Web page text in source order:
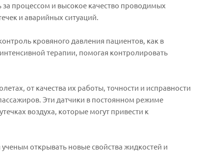
процессом и высокое качество проводимых
и аварийных ситуаций.
кровяного давления пациентов, как в
терапии, помогая контролировать
от качества их работы, точности и исправности
Эти датчики в постоянном режиме
воздуха, которые могут привести к
открывать новые свойства жидкостей и